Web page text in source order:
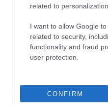
related to personalization.
I want to allow Google
related to security,
functionality and fraud
user protection.
CONFIRM
Korres Yoghurt
Αντηλιακό Προσώπου
και Σώματος SPF50 200ml
Διαθέσιμο